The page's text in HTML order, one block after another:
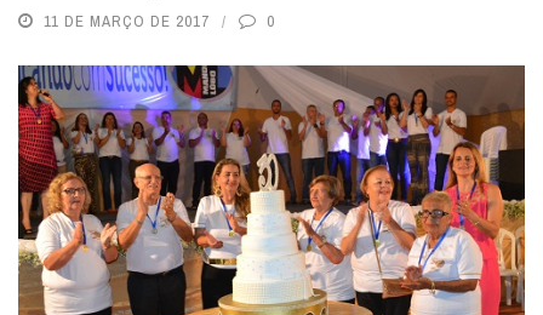
11 DE MARÇO DE 2017 0